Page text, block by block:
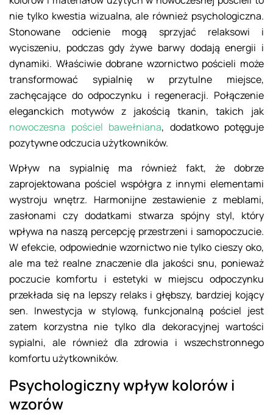
nie tylko kwestia wizualna, ale również psychologiczna.
Stonowane odcienie mogą sprzyjać relaksowi i
wyciszeniu, podczas gdy żywe barwy dodają energii i
dynamiki. Właściwie dobrane wzornictwo pościeli może
transformować sypialnię w przytulne miejsce,
zachęcające do odpoczynku i regeneracji. Połączenie
eleganckich motywów z jakością tkanin, takich jak
nowoczesna pościel bawełniana, dodatkowo potęguje
pozytywne odczucia użytkowników.
Wpływ na sypialnię ma również fakt, że dobrze
zaprojektowana pościel współgra z innymi elementami
wystroju wnętrz. Harmonijne zestawienie z meblami,
zasłonami czy dodatkami stwarza spójny styl, który
wpływa na naszą percepcję przestrzeni i samopoczucie.
W efekcie, odpowiednie wzornictwo nie tylko cieszy oko,
ale ma też realne znaczenie dla jakości snu, ponieważ
poczucie komfortu i estetyki w miejscu odpoczynku
przekłada się na lepszy relaks i głębszy, bardziej kojący
sen. Inwestycja w stylową, funkcjonalną pościel jest
zatem korzystna nie tylko dla dekoracyjnej wartości
sypialni, ale również dla zdrowia i wszechstronnego
komfortu użytkowników.
Psychologiczny wpływ kolorów i
wzorów